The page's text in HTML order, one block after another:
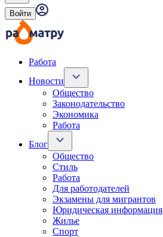
Войти
Работа
Новости
Общество
Законодательство
Экономика
Работа
Блог
Общество
Стиль
Работа
Для работодателей
Экзамены для мигрантов
Юридическая информация
Жилье
Спорт